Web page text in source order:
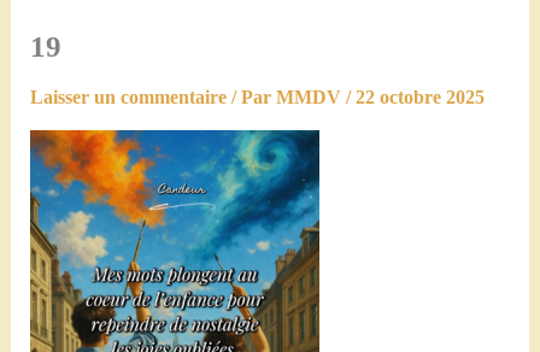
19
Laisser un commentaire / Par MMDV /22 octobre 2025